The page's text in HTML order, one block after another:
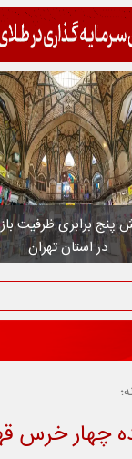
پنج برابری ظرفیت
در استان تهران
چهار خرس